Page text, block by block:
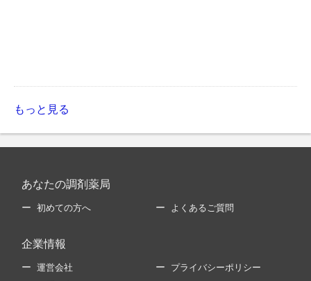
もっと見る
あなたの調剤薬局
初めての方へ よくあるご質問
企業情報
運営会社 プライバシーポリシー